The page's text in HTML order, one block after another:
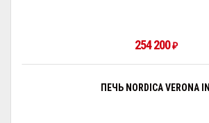
254 200₽
ПЕЧЬ NORDICA VERONA IN